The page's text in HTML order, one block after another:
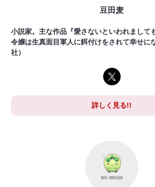
豆田麦
小説家。主な作品『愛さないといわれまして
令嬢は生真面目軍人に餌付けをされて幸せに
社）
詳しく見る!!